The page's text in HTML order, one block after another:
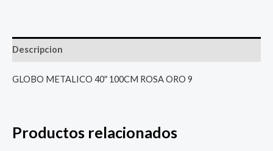
Descripcion
GLOBO METALICO 40″ 100CM ROSA ORO 9
Productos relacionados